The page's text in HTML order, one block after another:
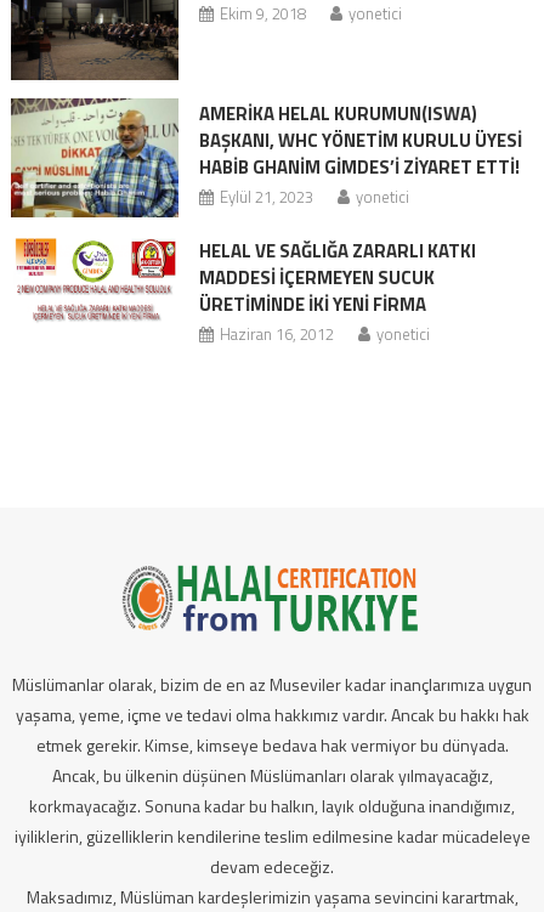
Ekim 9, 2018 yonetici
AMERİKA HELAL KURUMUN(ISWA)
BAŞKANI, WHC YÖNETİM KURULU ÜYESİ
HABİB GHANİM GİMDES’İ ZİYARET ETTİ!
Eylül 21, 2023 yonetici
HELAL VE SAĞLIĞA ZARARLI KATKI
MADDESİ İÇERMEYEN SUCUK
ÜRETİMİNDE İKİ YENİ FİRMA
Haziran 16, 2012 yonetici
Müslümanlar olarak, bizim de en az Museviler kadar inançlarımıza uygun
yaşama, yeme, içme ve tedavi olma hakkımız vardır. Ancak bu hakkı hak
etmek gerekir. Kimse, kimseye bedava hak vermiyor bu dünyada.
Ancak, bu ülkenin düşünen Müslümanları olarak yılmayacağız,
korkmayacağız. Sonuna kadar bu halkın, layık olduğuna inandığımız,
iyiliklerin, güzelliklerin kendilerine teslim edilmesine kadar mücadeleye
devam edeceğiz.
Maksadımız, Müslüman kardeşlerimizin yaşama sevincini karartmak,